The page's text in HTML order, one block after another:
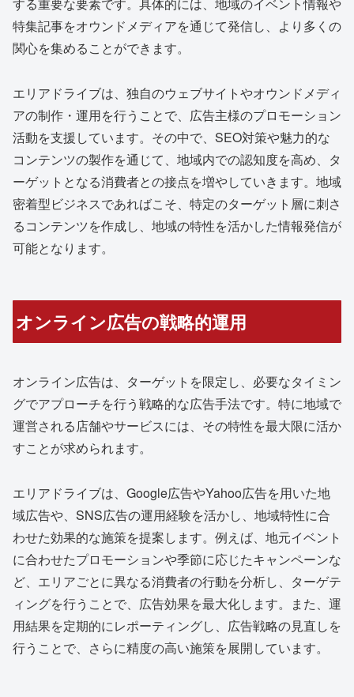
特集記事をオウンドメディアを通じて発信し、より多くの
関心を集めることができます。
エリアドライブは、独自のウェブサイトやオウンドメディ
アの制作・運用を行うことで、広告主様のプロモーション
活動を支援しています。その中で、SEO対策や魅力的な
コンテンツの製作を通じて、地域内での認知度を高め、タ
ーゲットとなる消費者との接点を増やしていきます。地域
密着型ビジネスであればこそ、特定のターゲット層に刺さ
るコンテンツを作成し、地域の特性を活かした情報発信が
可能となります。
オンライン広告の戦略的運用
オンライン広告は、ターゲットを限定し、必要なタイミン
グでアプローチを行う戦略的な広告手法です。特に地域で
運営される店舗やサービスには、その特性を最大限に活か
すことが求められます。
エリアドライブは、Google広告やYahoo広告を用いた地
域広告や、SNS広告の運用経験を活かし、地域特性に合
わせた効果的な施策を提案します。例えば、地元イベント
に合わせたプロモーションや季節に応じたキャンペーンな
ど、エリアごとに異なる消費者の行動を分析し、ターゲテ
ィングを行うことで、広告効果を最大化します。また、運
用結果を定期的にレポーティングし、広告戦略の見直しを
行うことで、さらに精度の高い施策を展開しています。